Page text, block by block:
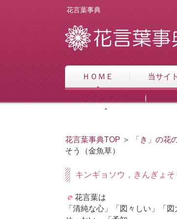
花言葉事典
ＨＯＭＥ 当サイ
サイトマップ
花言葉事典TOP ＞ 「き」の花
そう（金魚草）
キンギョソウ，きんぎょそ
花言葉は
「清純な心」「図々しい」「